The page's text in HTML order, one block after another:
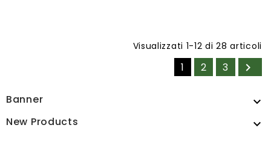
Visualizzati 1-12 di 28 articoli
1 2 3 
Banner 
New Products 